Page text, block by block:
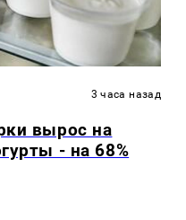
3 часа назад
вырос на
- на 68%